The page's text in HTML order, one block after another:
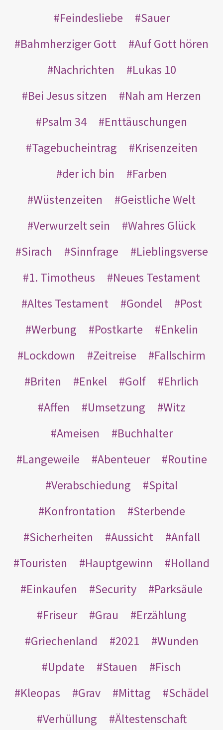
Feindesliebe
Sauer
Bahmherziger Gott
Auf Gott hören
Nachrichten
Lukas 10
Bei Jesus sitzen
Nah am Herzen
Psalm 34
Enttäuschungen
Tagebucheintrag
Krisenzeiten
der ich bin
Farben
Wüstenzeiten
Geistliche Welt
Verwurzelt sein
Wahres Glück
Sirach
Sinnfrage
Lieblingsverse
1. Timotheus
Neues Testament
Altes Testament
Gondel
Post
Werbung
Postkarte
Enkelin
Lockdown
Zeitreise
Fallschirm
Briten
Enkel Golf
Ehrlich
Affen
Umsetzung
Witz
Ameisen
Buchhalter
Langeweile
Abenteuer
Routine
Verabschiedung
Spital
Konfrontation
Sterbende
Sicherheiten
Aussicht
Anfall
Touristen
Hauptgewinn
Holland
Einkaufen
Security
Parksäule
Friseur
Grau
Erzählung
Griechenland
2021
Wunden
Update
Stauen
Fisch
Kleopas
Grav Mittag
Schädel
Verhüllung
Ältestenschaft